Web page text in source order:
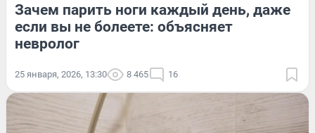
Зачем парить ноги каждый день, даже
если вы не болеете: объясняет
невролог
25 января, 2026, 13:30 8 465 16